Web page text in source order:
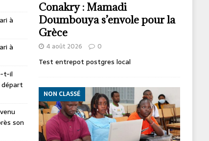
à
à
t-il
départ
son
Conakry : Mamadi
Doumbouya s’envole pour la
Grèce
4 août 2026 0
Test entrepot postgres local
NON CLASSÉ